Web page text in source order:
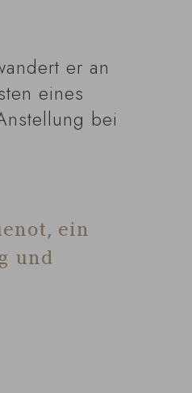
er an
eines
bei
ein
und